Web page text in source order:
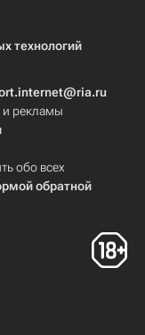
технологий
и рекламы
обо всех
обратной